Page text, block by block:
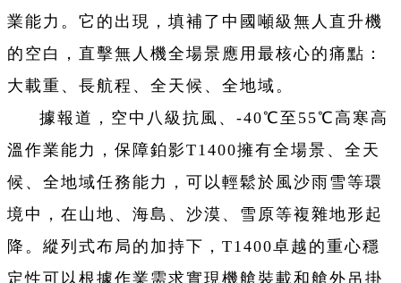
業能力。它的出現，填補了中國噸級無人直升機
的空白，直擊無人機全場景應用最核心的痛點：
大載重、長航程、全天候、全地域。
據報道，空中八級抗風、-40℃至55℃高寒高
溫作業能力，保障鉑影T1400擁有全場景、全天
候、全地域任務能力，可以輕鬆於風沙雨雪等環
境中，在山地、海島、沙漠、雪原等複雜地形起
降。縱列式布局的加持下，T1400卓越的重心穩
定性可以根據作業需求實現機艙裝載和艙外吊掛